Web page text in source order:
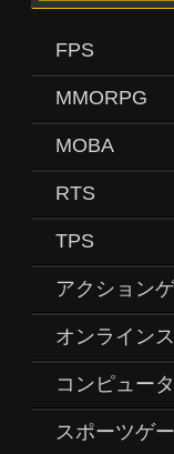
FPS
MMORPG
MOBA
RTS
TPS
アクション
オンライン
コンピュー
スポーツゲ